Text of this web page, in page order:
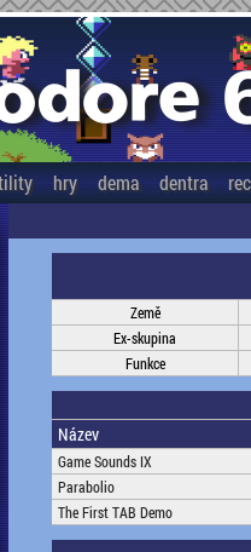
hry dema dentra
Země
Ex-skupina
Funkce
Název
Game Sounds IX
Parabolio
The First TAB Demo